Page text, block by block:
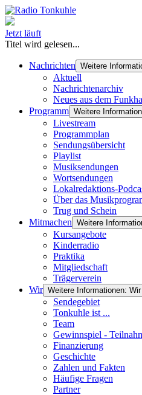
Jetzt läuft
Titel wird gelesen...
Nachrichten Weitere
Aktuell
Nachrichtenarchiv
Neues aus dem
Programm Weitere
Livestream
Programmplan
Sendungsübersicht
Playlist
Musiksendungen
Wortsendungen
Lokalredaktions-
Über das
Trug und Schein
Mitmachen Weitere
Kursangebote
Kinderradio
Praktika
Mitgliedschaft
Trägerverein
Wir Weitere Informationen: Wir
Sendegebiet
Tonkuhle ist ...
Team
Gewinnspiel -
Finanzierung
Geschichte
Zahlen und Fakten
Häufige Fragen
Partner